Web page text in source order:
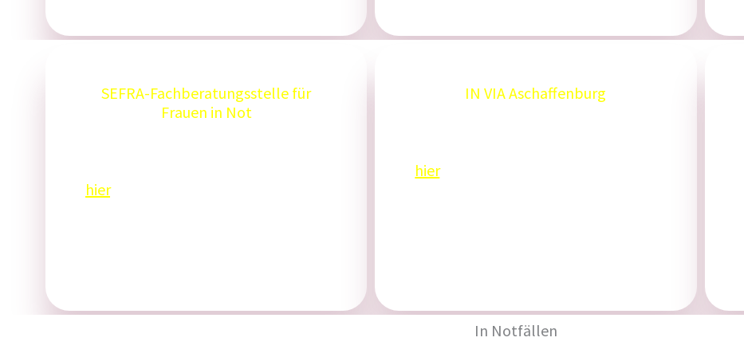
SEFRA-Fachberatungsstelle für
Frauen in Not
hier.
IN VIA Aschaffenburg
hier.
In Notfällen